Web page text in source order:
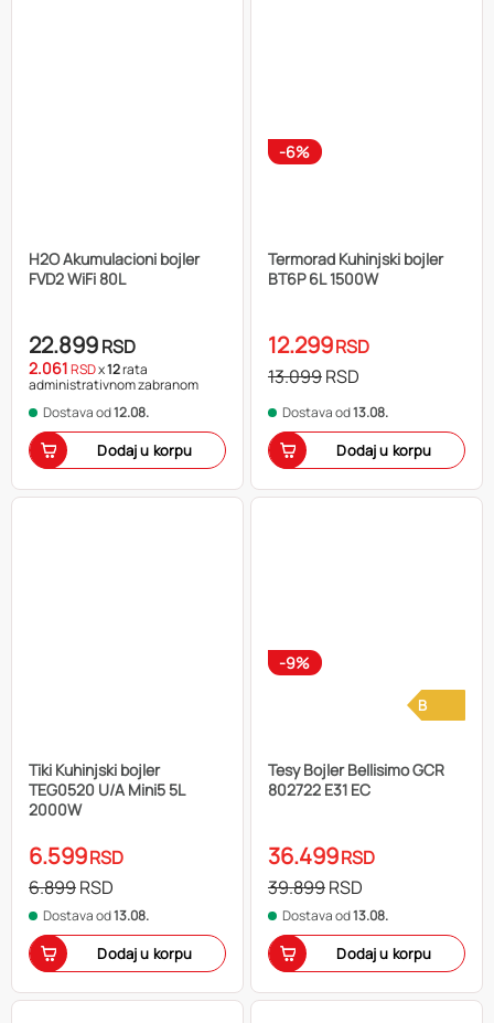
H2O Akumulacioni bojler
FVD2 WiFi 80L
22.899RSD
2.061RSDx12rata
administrativnom zabranom
Dostava od12.08.
Dodaj u korpu
-6%
Termorad Kuhinjski bojler
BT6P 6L 1500W
12.299RSD
13.099RSD
Dostava od13.08.
Dodaj u korpu
Tiki Kuhinjski bojler
TEG0520 U/A Mini5 5L
2000W
6.599RSD
6.899RSD
Dostava od13.08.
Dodaj u korpu
-9%
B
Tesy Bojler Bellisimo GCR
802722 E31 EC
36.499RSD
39.899RSD
Dostava od13.08.
Dodaj u korpu